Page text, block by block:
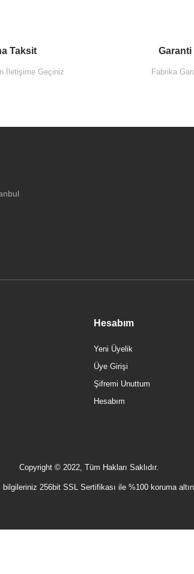
Taksit
İletişime Geçiniz Fabrika
Hesabım
Yeni Üyelik
Üye Girişi
Şifremi Unuttum
Hesabım
Copyright © 2022, Tüm Hakları Saklıdır.
bilgileriniz 256bit SSL Sertifikası ile %100 koruma